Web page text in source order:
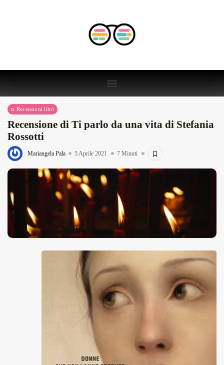
Recensioni libri
Recensione di Ti parlo da una vita di Stefania
Rossotti
Mariangela Pala 5 Aprile 2021 7 Minuti